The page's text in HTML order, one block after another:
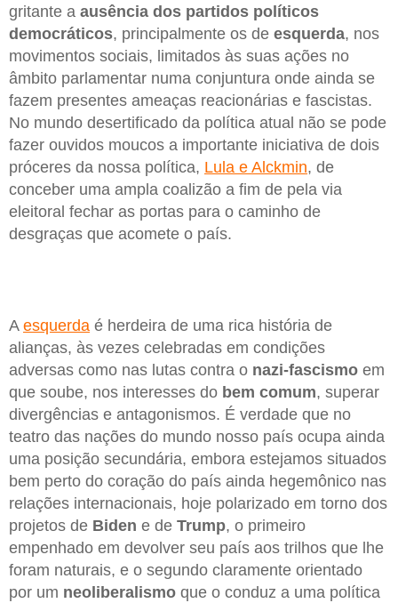
gritante a ausência dos partidos políticos
democráticos, principalmente os de esquerda, nos
movimentos sociais, limitados às suas ações no
âmbito parlamentar numa conjuntura onde ainda se
fazem presentes ameaças reacionárias e fascistas.
No mundo desertificado da política atual não se pode
fazer ouvidos moucos a importante iniciativa de dois
próceres da nossa política, Lula e Alckmin, de
conceber uma ampla coalizão a fim de pela via
eleitoral fechar as portas para o caminho de
desgraças que acomete o país.
A esquerda é herdeira de uma rica história de
alianças, às vezes celebradas em condições
adversas como nas lutas contra o nazi-fascismo em
que soube, nos interesses do bem comum, superar
divergências e antagonismos. É verdade que no
teatro das nações do mundo nosso país ocupa ainda
uma posição secundária, embora estejamos situados
bem perto do coração do país ainda hegemônico nas
relações internacionais, hoje polarizado em torno dos
projetos de Biden e de Trump, o primeiro
empenhado em devolver seu país aos trilhos que lhe
foram naturais, e o segundo claramente orientado
por um neoliberalismo que o conduz a uma política